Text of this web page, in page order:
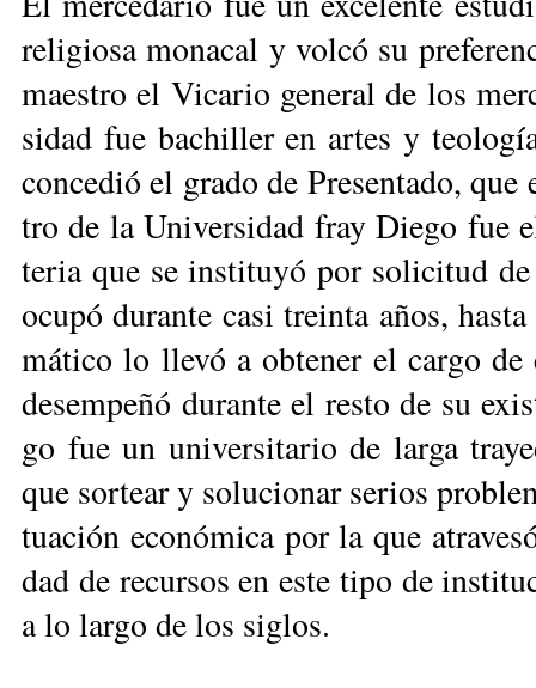
re­li­gio­sa mo­na­cal y vol­có su
maes­tro el Vi­ca­rio ge­ne­ral de los
si­dad fue ba­chi­ller en ar­tes y
con­ce­dió el gra­do de Pre­sen­ta­do,
tro de la Uni­ver­si­dad fray Die­go fue
te­ria que se ins­ti­tu­yó por so­li­ci­tud
ocu­pó du­ran­te ca­si trein­ta años,
má­ti­co lo lle­vó a ob­te­ner el car­go
de­sem­pe­ñó du­ran­te el res­to de su
go fue un uni­ver­si­ta­rio de lar­ga
que sor­tear y so­lu­cio­nar se­rios
tua­ción eco­nó­mi­ca por la que
dad de re­cur­sos en es­te ti­po de
a lo lar­go de los si­glos.